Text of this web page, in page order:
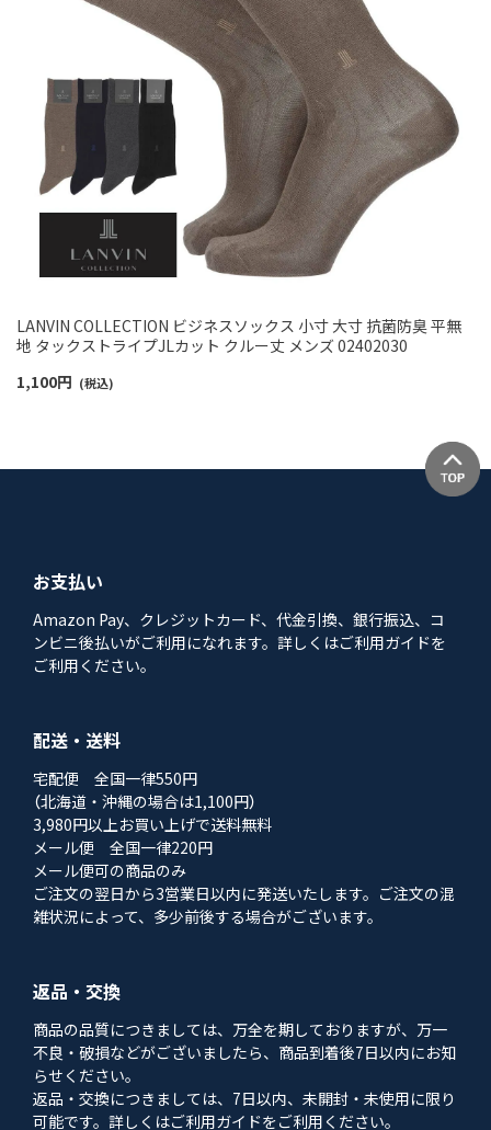
LANVIN COLLECTION ビジネスソックス 小寸 大寸 抗菌防臭 平無
地 タックストライプJLカット クルー丈 メンズ 02402030
1,100円 (税込)
お支払い
Amazon Pay、クレジットカード、代金引換、銀行振込、コ
ンビニ後払いがご利用になれます。詳しくはご利用ガイドを
ご利用ください。
配送・送料
宅配便 全国一律550円
（北海道・沖縄の場合は1,100円）
3,980円以上お買い上げで送料無料
メール便 全国一律220円
メール便可の商品のみ
ご注文の翌日から3営業日以内に発送いたします。ご注文の混
雑状況によって、多少前後する場合がございます。
返品・交換
商品の品質につきましては、万全を期しておりますが、万一
不良・破損などがございましたら、商品到着後7日以内にお知
らせください。
返品・交換につきましては、7日以内、未開封・未使用に限り
可能です。詳しくはご利用ガイドをご利用ください。